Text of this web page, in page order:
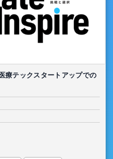
療テックスタートアップでの